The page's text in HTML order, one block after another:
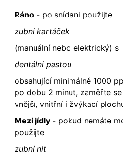
Ráno - po snídani použijte
zubní kartáček
(manuální nebo elektrický) s
dentální pastou
obsahující minimálně 1000
po dobu 2 minut, zaměřte
vnější, vnitřní i žvýkací
Mezi jídly - pokud nemáte
použijte
zubní nit